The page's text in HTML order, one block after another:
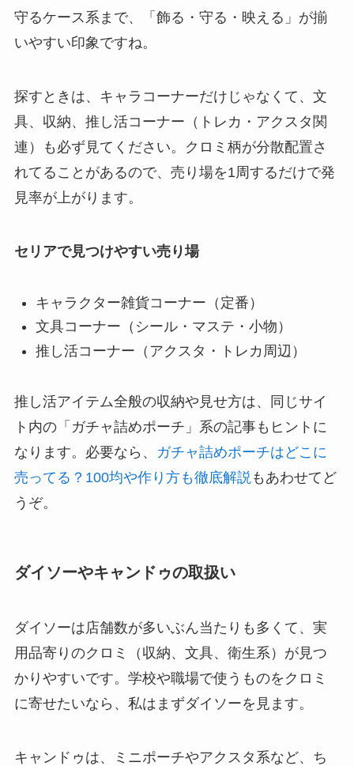
守るケース系まで、「飾る・守る・映える」が揃
いやすい印象ですね。
探すときは、キャラコーナーだけじゃなくて、文
具、収納、推し活コーナー（トレカ・アクスタ関
連）も必ず見てください。クロミ柄が分散配置さ
れてることがあるので、売り場を1周するだけで発
見率が上がります。
セリアで見つけやすい売り場
キャラクター雑貨コーナー（定番）
文具コーナー（シール・マステ・小物）
推し活コーナー（アクスタ・トレカ周辺）
推し活アイテム全般の収納や見せ方は、同じサイ
ト内の「ガチャ詰めポーチ」系の記事もヒントに
なります。必要なら、
ガチャ詰めポーチはどこに
売ってる？100均や作り方も徹底解説もあわせてど
うぞ。
ダイソーやキャンドゥの取扱い
ダイソーは店舗数が多いぶん当たりも多くて、実
用品寄りのクロミ（収納、文具、衛生系）が見つ
かりやすいです。学校や職場で使うものをクロミ
に寄せたいなら、私はまずダイソーを見ます。
キャンドゥは、ミニポーチやアクスタ系など、ち